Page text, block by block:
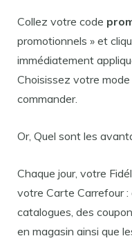
Collez votre code
promotionnels » et
immédiatement
Choisissez votre
commander.
Or, Quel sont les
Chaque jour, votre
votre Carte Carrefour
catalogues, des
en magasin ainsi que